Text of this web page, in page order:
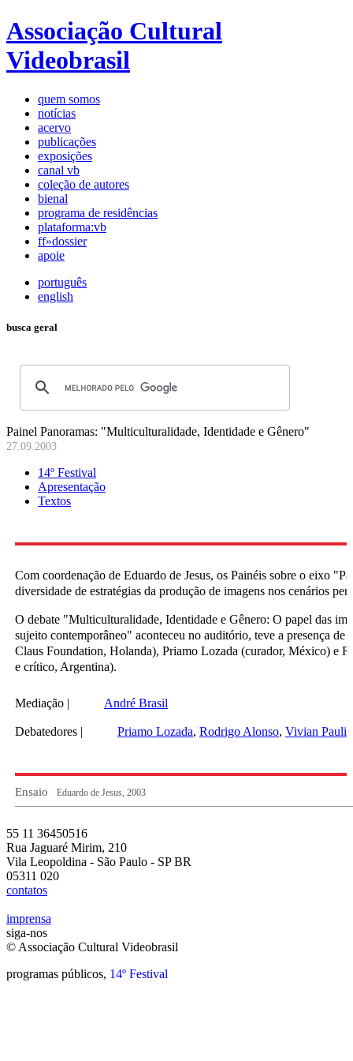
Associação Cultural
Videobrasil
quem somos
notícias
acervo
publicações
exposições
canal vb
coleção de autores
bienal
programa de residências
plataforma:vb
ff»dossier
apoie
português
english
busca geral
Painel Panoramas: "Multiculturalidade, Identidade e Gênero"
27.09.2003
programas públicos, 14º Festival
14º Festival
Apresentação
Textos
Com coordenação de Eduardo de Jesus, os Painéis sobre o eixo
diversidade de estratégias da produção de imagens nos cenários
O debate "Multiculturalidade, Identidade e Gênero: O papel das
sujeito contemporâneo" aconteceu no auditório, teve a presença de
Claus Foundation, Holanda), Priamo Lozada (curador, México) e
e crítico, Argentina).
Mediação | André Brasil
Debatedores | Priamo Lozada Rodrigo Alonso Vivian
Ensaio Eduardo de Jesus, 2003
55 11 36450516
Rua Jaguaré Mirim, 210
Vila Leopoldina - São Paulo - SP BR
05311 020
contatos
imprensa
siga-nos
© Associação Cultural Videobrasil